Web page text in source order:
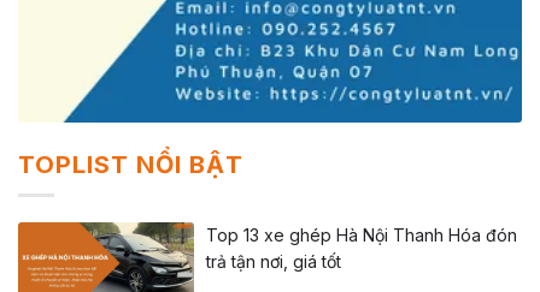
TOPLIST NỔI BẬT
Top 13 xe ghép Hà Nội Thanh Hóa đón
trả tận nơi, giá tốt